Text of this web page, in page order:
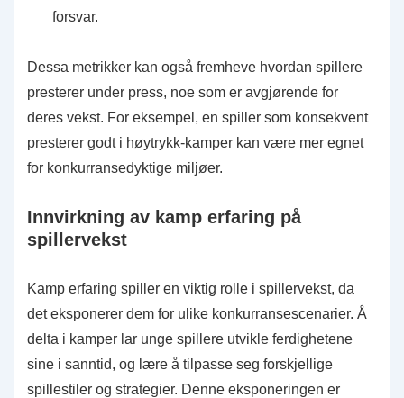
forsvar.
Dessa metrikker kan også fremheve hvordan spillere
presterer under press, noe som er avgjørende for
deres vekst. For eksempel, en spiller som konsekvent
presterer godt i høytrykk-kamper kan være mer egnet
for konkurransedyktige miljøer.
Innvirkning av kamp erfaring på
spillervekst
Kamp erfaring spiller en viktig rolle i spillervekst, da
det eksponerer dem for ulike konkurransescenarier. Å
delta i kamper lar unge spillere utvikle ferdighetene
sine i sanntid, og lære å tilpasse seg forskjellige
spillestiler og strategier. Denne eksponeringen er